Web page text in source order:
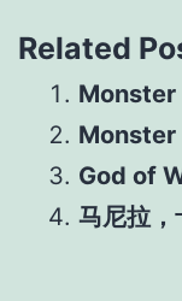
Related
Monster
God of
马尼拉，